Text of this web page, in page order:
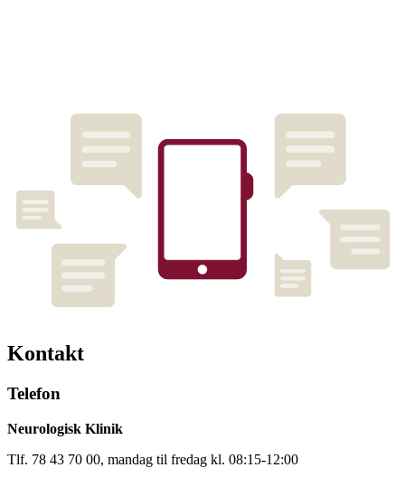
Kontakt
Telefon
Neurologisk Klinik
Tlf. 78 43 70 00, mandag til fredag kl. 08:15-12:00